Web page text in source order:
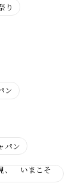
り
ン
ン
、 いまこそ